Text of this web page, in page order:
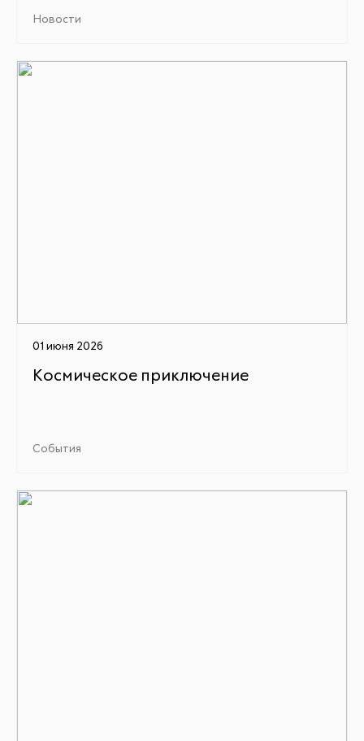
Новости
01 июня 2026
Космическое приключение
События